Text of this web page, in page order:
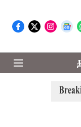
முதல்-